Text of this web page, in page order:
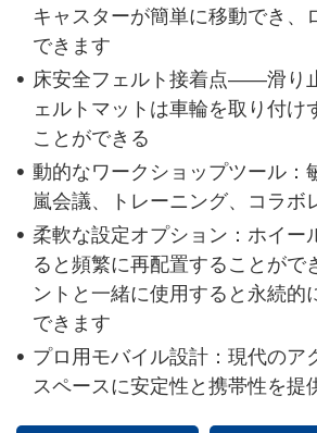
キャスターが簡単に移動でき、
できます
床安全フェルト接着点——滑り
ェルトマットは車輪を取り付け
ことができる
動的なワークショップツール：
嵐会議、トレーニング、コラボ
柔軟な設定オプション：ホイー
ると頻繁に再配置することがで
ントと一緒に使用すると永続的
できます
プロ用モバイル設計：現代のア
スペースに安定性と携帯性を提